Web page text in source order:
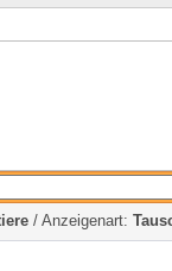
/ Anzeigenart: